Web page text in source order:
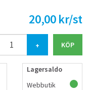
20,00 kr/st
+
Lagersaldo
Webbutik